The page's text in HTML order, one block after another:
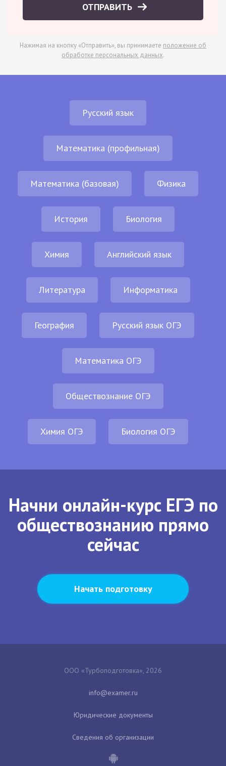
ОТПРАВИТЬ
Нажимая на кнопку «Отправить», вы принимаете положение об
обработке персональных данных.
Русский язык
Математика (профильная)
Математика (базовая) Физика
История Биология
Химия Английский язык
Литература Информатика
География Русский язык ОГЭ
Математика ОГЭ
Обществознание ОГЭ
Химия ОГЭ Биология ОГЭ
Начни онлайн-курс ЕГЭ по
обществознанию прямо
сейчас
Начать подготовку
ООО «Турбоподготовка», 2026
Юридические документы
Сведения об организации